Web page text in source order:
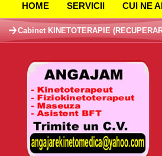
HOME SERVICII CUI NE
Cabinet KINETOTERAPIE